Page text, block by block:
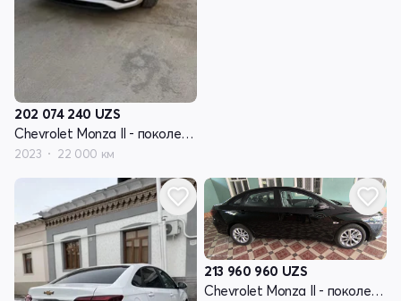
202 074 240 UZS
Chevrolet Monza II - поколение рестайлинг
2023 22 000 км
213 960 960 UZS
Chevrolet Monza II - поколение рестайлинг